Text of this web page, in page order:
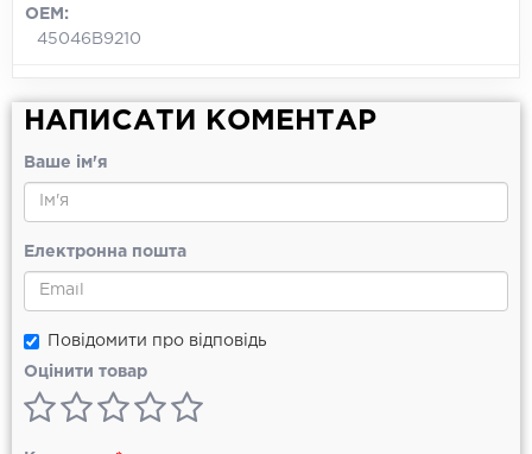
OEM:
45046B9210
НАПИСАТИ КОМЕНТАР
Ваше ім'я
Електронна пошта
Повідомити про відповідь
Оцінити товар